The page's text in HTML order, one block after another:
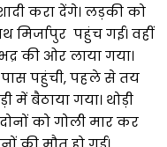
करा देंगे। लड़की को
पहुंच गई। वहीं
की ओर लाया गया।
पहुंची, पहले से तय
बैठाया गया। थोड़ी
को गोली मार कर